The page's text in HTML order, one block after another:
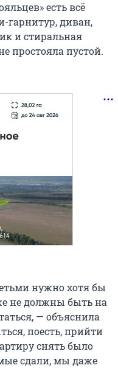
есть всё
гарнитур, диван,
и стиральная
простояла пустой.
нужно хотя бы
не должны быть на
— объяснила
поесть, прийти
снять было
сдали, мы даже